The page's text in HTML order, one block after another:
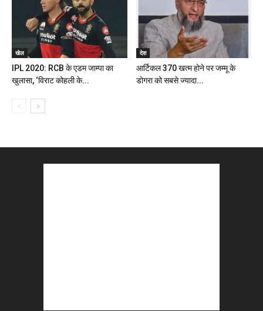
खेल
IPL 2020: RCB के एडम जाम्पा का
खुलासा, ‘विराट कोहली के...
देश
आर्टिकल 370 खत्म होने पर जम्मू के
डोगरा को सबसे ज्यादा...